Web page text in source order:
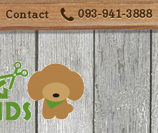
093-941-3888
Contact